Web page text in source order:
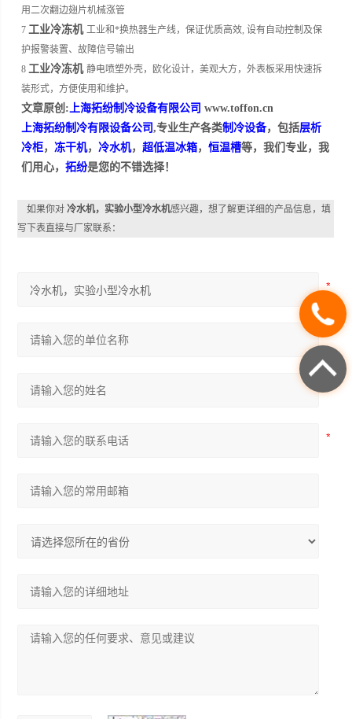
用二次翻边翅片机械涨管
7 工业冷冻机 工业和*换热器生产线，保证优质高效, 设有自动控制及保
护报警装置、故障信号输出
8 工业冷冻机 静电喷塑外壳，欧化设计，美观大方，外表板采用快速拆
装形式，方便使用和维护。
文章原创:上海拓纷制冷设备有限公司 www.toffon.cn
上海拓纷制冷有限设备公司,专业生产各类制冷设备，包括层析
冷柜， 冻干机，冷水机，超低温冰箱，恒温槽等，我们专业，我
们用心，拓纷是您的不错选择！
如果你对冷水机，实验小型冷水机感兴趣，想了解更详细的产品信息，填
写下表直接与厂家联系：